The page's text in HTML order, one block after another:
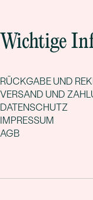
Wichtige
RÜCKGABE UND
VERSAND UND
DATENSCHUTZ
IMPRESSUM
AGB